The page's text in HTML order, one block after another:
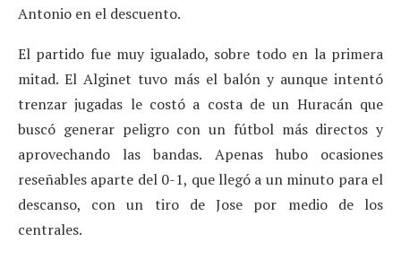
Antonio en el descuento.
El partido fue muy igualado, sobre todo en la primera
mitad. El Alginet tuvo más el balón y aunque intentó
trenzar jugadas le costó a costa de un Huracán que
buscó generar peligro con un fútbol más directos y
aprovechando las bandas. Apenas hubo ocasiones
reseñables aparte del 0-1, que llegó a un minuto para el
descanso, con un tiro de Jose por medio de los
centrales.